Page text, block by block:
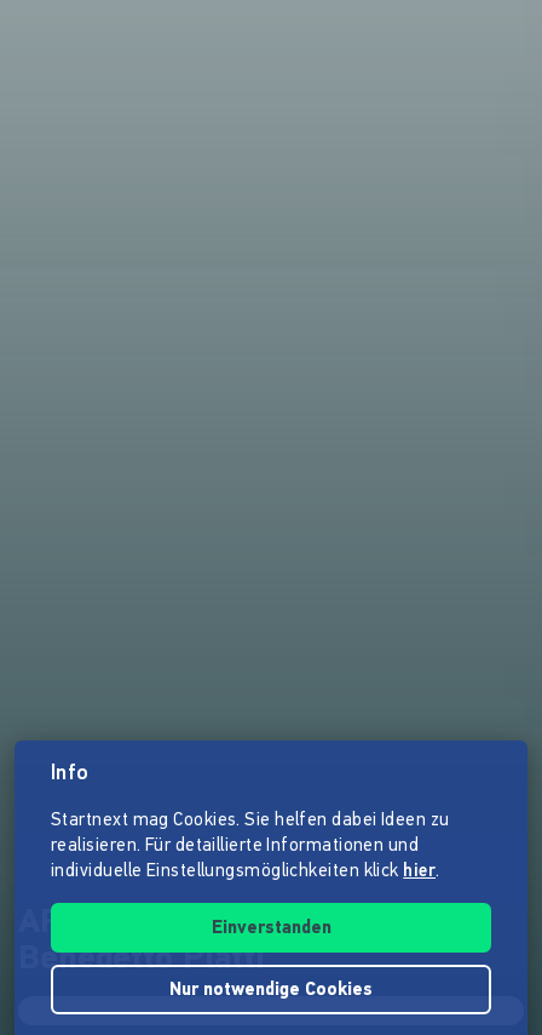
ARIA VARIATA spielt Giovanni
Benedetto Platti
Info
Startnext mag Cookies. Sie helfen dabei Ideen zu
realisieren. Für detaillierte Informationen und
individuelle Einstellungsmöglichkeiten klick hier.
Einverstanden
Nur notwendige Cookies